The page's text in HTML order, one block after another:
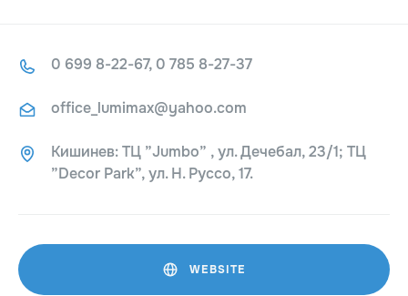
0 699 8-22-67, 0 785 8-27-37
office_lumimax@yahoo.com
Кишинев: ТЦ ”Jumbo” , ул. Дечебал, 23/1; ТЦ
”Decor Park”, ул. Н. Руссо, 17.
WEBSITE